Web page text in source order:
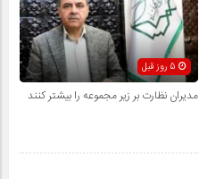
مدیران نظارت بر زیر مجموعه را بیشتر کنند